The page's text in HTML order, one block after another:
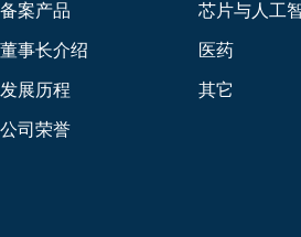
备案产品
董事长介绍
发展历程
公司荣誉
芯片与人工
医药
其它